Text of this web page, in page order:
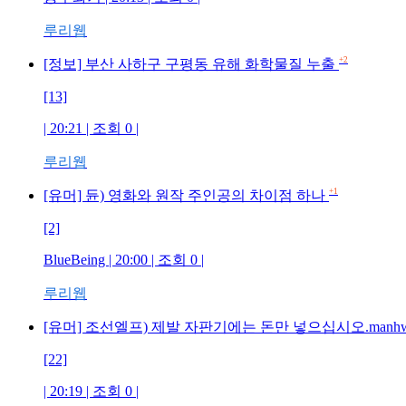
루리웹
[정보] 부산 사하구 구평동 유해 화학물질 누출 +2
[13]
| 20:21 | 조회 0 |
루리웹
[유머] 듄) 영화와 원작 주인공의 차이점 하나 +1
[2]
BlueBeing | 20:00 | 조회 0 |
루리웹
[유머] 조선엘프) 제발 자판기에는 돈만 넣으십시오
[22]
| 20:19 | 조회 0 |